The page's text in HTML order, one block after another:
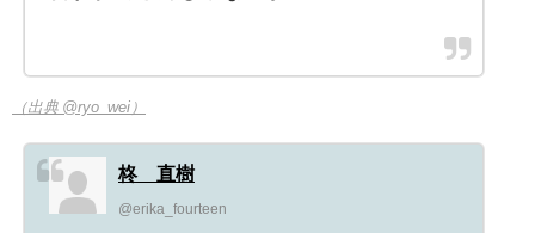
（出典 @ryo_wei）
柊 直樹
@erika_fourteen